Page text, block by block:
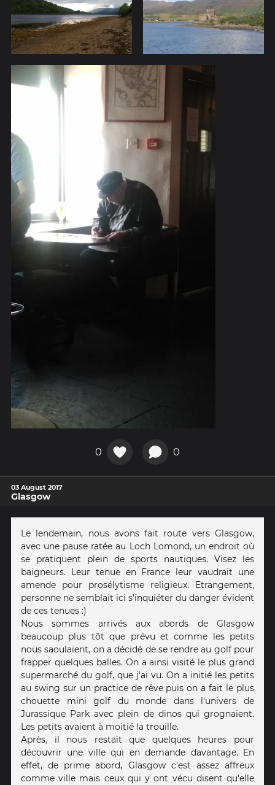
0 0
03 August 2017
Glasgow
Le lendemain, nous avons fait route vers Glasgow,
avec une pause ratée au Loch Lomond, un endroit où
se pratiquent plein de sports nautiques. Visez les
baigneurs. Leur tenue en France leur vaudrait une
amende pour prosélytisme religieux. Etrangement,
personne ne semblait ici s'inquiéter du danger évident
de ces tenues :)
Nous sommes arrivés aux abords de Glasgow
beaucoup plus tôt que prévu et comme les petits
nous saoulaient, on a décidé de se rendre au golf pour
frapper quelques balles. On a ainsi visité le plus grand
supermarché du golf, que j'ai vu. On a initié les petits
au swing sur un practice de rêve puis on a fait le plus
chouette mini golf du monde dans l'univers de
Jurassique Park avec plein de dinos qui grognaient.
Les petits avaient à moitié la trouille.
Après, il nous restait que quelques heures pour
découvrir une ville qui en demande davantage. En
effet, de prime abord, Glasgow c'est assez affreux
comme ville mais ceux qui y ont vécu disent qu'elle